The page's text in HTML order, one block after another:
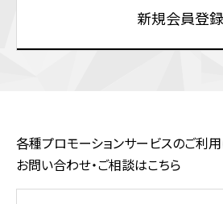
新規会員登録
各種プロモーションサービスのご利
お問い合わせ・ご相談はこちら